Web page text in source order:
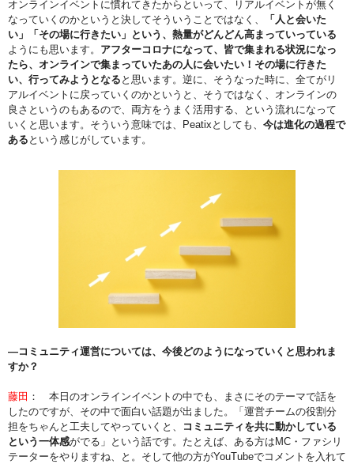
オンラインイベントに慣れてきたからといって、リアルイベントが無く
なっていくのかというと決してそういうことではなく、
「人と会いた
い」「その場に行きたい」という、熱量がどんどん高まっていっている
ようにも思います。 アフターコロナになって、皆で集まれる状況になっ
たら、オンラインで集まっていたあの人に会いたい！その場に行きた
い、行ってみようとなる と思います。逆に、そうなった時に、全てがリ
アルイベントに戻っていくのかというと、そうではなく、オンラインの
良さというのもあるので、両方をうまく活用する、という流れになって
いくと思います。そういう意味では、Peatixとしても、 今は進化の過程で
ある という感じがしています。
―コミュニティ運営については、今後どのようになっていくと思われま
すか？
藤田 ： 本日のオンラインイベントの中でも、まさにそのテーマで話を
したのですが、その中で面白い話題が出ました。「運営チームの役割分
担をちゃんと工夫してやっていくと、
コミュニティを共に動かしている
という一体感がでる」という話です。たとえば、ある方はMC・ファシリ
テーターをやりますね、と。そして他の方がYouTubeでコメントを入れて